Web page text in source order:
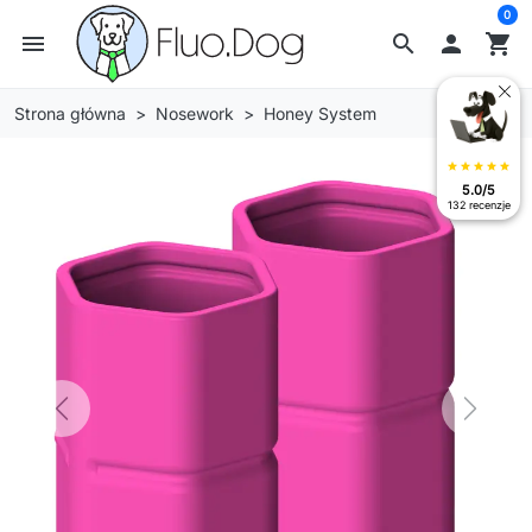
search
menu  shopping_cart
0
Strona główna Nosework Honey System
Previous Next
star star star star star
5.0/5
132 recenzje